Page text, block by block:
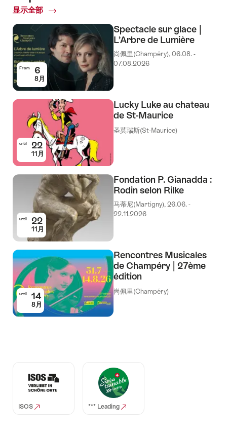
显示全部
Top
From 6
8月
Spectacle sur glace |
L’Arbre de Lumière
尚佩里(Champéry), 06.08. -
07.08.2026
until 22
11月
Lucky Luke au chateau
de St-Maurice
圣莫瑞斯(St-Maurice)
until 22
11月
Fondation P. Gianadda :
Rodin selon Rilke
马蒂尼(Martigny), 26.06. -
22.11.2026
until 14
8月
Rencontres Musicales
de Champéry | 27ème
édition
尚佩里(Champéry)
ISOS *** Leading